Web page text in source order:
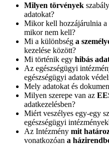
Milyen törvények
adatokat?
Mikor kell hozzájárulnia a
mikor nem kell?
Mi a különbség a
kezelése között?
Mi történik egy hibás
Az egészségügyi
egészségügyi adatok
Mely adatokat és
Milyen szerepe van az
adatkezelésben?
Miért veszélyes egy-egy
egészségügyi
Az Intézmény mit
vonatkozóan a